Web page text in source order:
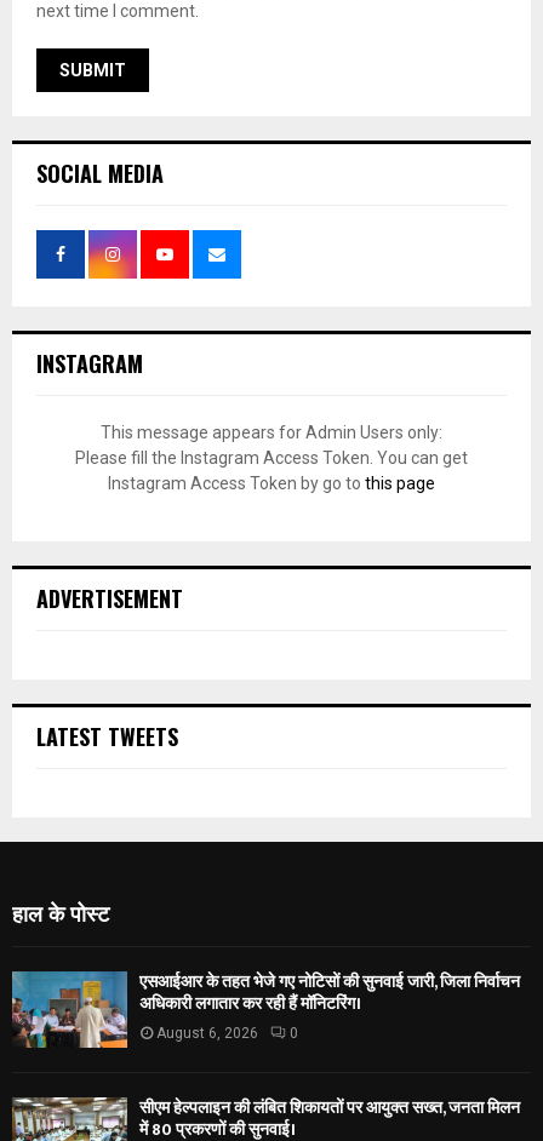
next time I comment.
SOCIAL MEDIA
INSTAGRAM
This message appears for Admin Users only:
Please fill the Instagram Access Token. You can get
Instagram Access Token by go to this page
ADVERTISEMENT
LATEST TWEETS
हाल के पोस्ट
एसआईआर के तहत भेजे गए नोटिसों की सुनवाई जारी, जिला निर्वाचन
अधिकारी लगातार कर रही हैं मॉनिटरिंग।
August 6, 2026 0
सीएम हेल्पलाइन की लंबित शिकायतों पर आयुक्त सख्त, जनता मिलन
में 80 प्रकरणों की सुनवाई।